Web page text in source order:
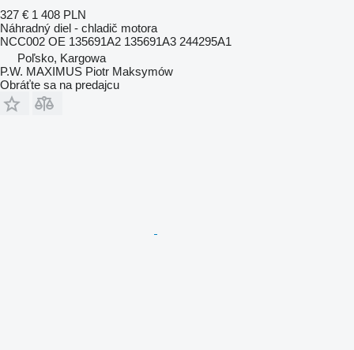
327 € 1 408 PLN
Náhradný diel - chladič motora
NCC002 OE 135691A2 135691A3 244295A1
Poľsko, Kargowa
P.W. MAXIMUS Piotr Maksymów
Obráťte sa na predajcu